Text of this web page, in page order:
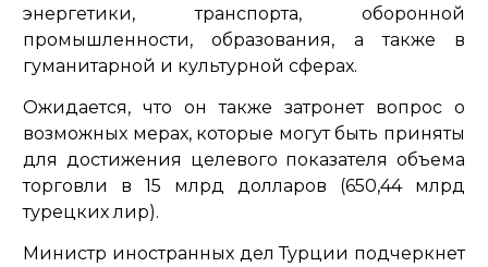
энергетики, транспорта, оборонной
промышленности, образования, а также в
гуманитарной и культурной сферах.
Ожидается, что он также затронет вопрос о
возможных мерах, которые могут быть приняты
для достижения целевого показателя объема
торговли в 15 млрд долларов (650,44 млрд
турецких лир).
Министр иностранных дел Турции подчеркнет